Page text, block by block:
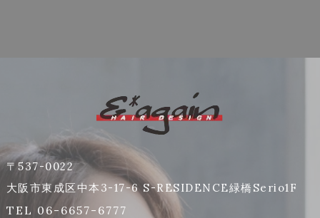
〒537-0022
大阪市東成区中本3-17-6 S-RESIDENCE緑橋Serio1F
TEL 06-6657-6777